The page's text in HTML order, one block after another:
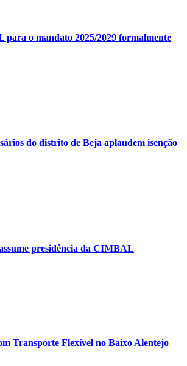
o mandato 2025/2029 formalmente
do distrito de Beja aplaudem isenção
presidência da CIMBAL
Transporte Flexível no Baixo Alentejo